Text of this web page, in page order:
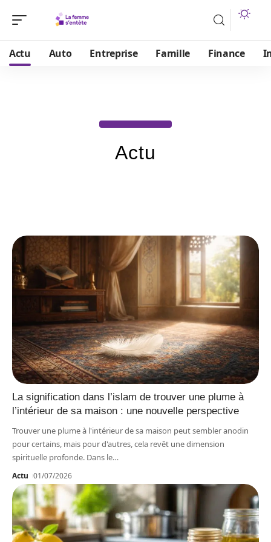
Actu Auto Entreprise Famille Finance
Actu
La signification dans l’islam de trouver une plume à
l’intérieur de sa maison : une nouvelle perspective
Trouver une plume à l'intérieur de sa maison peut sembler anodin
pour certains, mais pour d'autres, cela revêt une dimension
spirituelle profonde. Dans le…
Actu 01/07/2026